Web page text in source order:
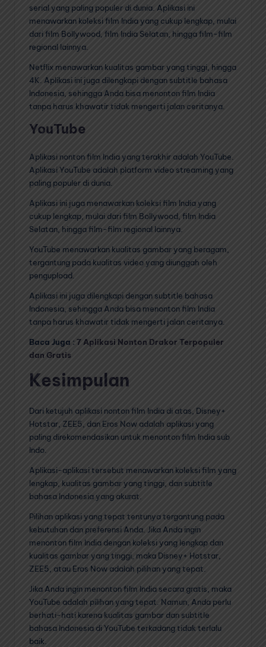
serial yang paling populer di dunia. Aplikasi ini
menawarkan koleksi film India yang cukup lengkap, mulai
dari film Bollywood, film India Selatan, hingga film-film
regional lainnya.
Netflix menawarkan kualitas gambar yang tinggi, hingga
4K. Aplikasi ini juga dilengkapi dengan subtitle bahasa
Indonesia, sehingga Anda bisa menonton film India
tanpa harus khawatir tidak mengerti jalan ceritanya.
YouTube
Aplikasi nonton film India yang terakhir adalah YouTube.
Aplikasi YouTube adalah platform video streaming yang
paling populer di dunia.
Aplikasi ini juga menawarkan koleksi film India yang
cukup lengkap, mulai dari film Bollywood, film India
Selatan, hingga film-film regional lainnya.
YouTube menawarkan kualitas gambar yang beragam,
tergantung pada kualitas video yang diunggah oleh
pengupload.
Aplikasi ini juga dilengkapi dengan subtitle bahasa
Indonesia, sehingga Anda bisa menonton film India
tanpa harus khawatir tidak mengerti jalan ceritanya.
Baca Juga : 7 Aplikasi Nonton Drakor Terpopuler
dan Gratis
Kesimpulan
Dari ketujuh aplikasi nonton film India di atas, Disney+
Hotstar, ZEE5, dan Eros Now adalah aplikasi yang
paling direkomendasikan untuk menonton film India sub
Indo.
Aplikasi-aplikasi tersebut menawarkan koleksi film yang
lengkap, kualitas gambar yang tinggi, dan subtitle
bahasa Indonesia yang akurat.
Pilihan aplikasi yang tepat tentunya tergantung pada
kebutuhan dan preferensi Anda. Jika Anda ingin
menonton film India dengan koleksi yang lengkap dan
kualitas gambar yang tinggi, maka Disney+ Hotstar,
ZEE5, atau Eros Now adalah pilihan yang tepat.
Jika Anda ingin menonton film India secara gratis, maka
YouTube adalah pilihan yang tepat. Namun, Anda perlu
berhati-hati karena kualitas gambar dan subtitle
bahasa Indonesia di YouTube terkadang tidak terlalu
baik.